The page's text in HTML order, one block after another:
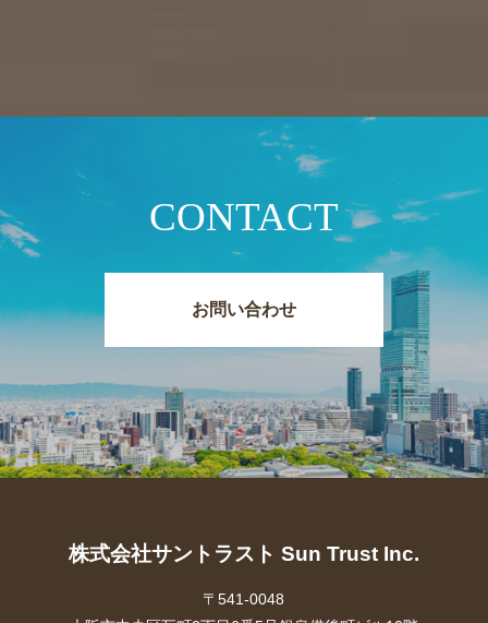
CONTACT
お問い合わせ
株式会社サントラスト Sun Trust Inc.
〒541-0048